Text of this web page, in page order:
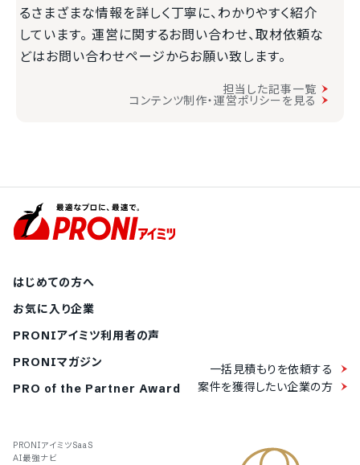
るさまざまな情報を詳しく丁寧に、わかりやすく紹介
しています。 運営に関するお問い合わせ、取材依頼な
どはお問い合わせページからお願い致します。
担当した記事一覧
コンテンツ制作・運営ポリシーを見る
はじめての方へ
お気に入り企業
PRONIアイミツ利用者の声
PRONIマガジン
PRO of the Partner Award
一括見積もりを依頼する
案件を獲得したい企業の方
PRONIアイミツSaaS
AI最強ナビ